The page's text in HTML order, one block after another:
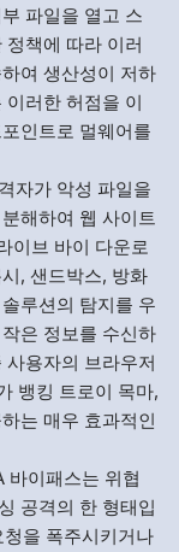
파일을 열고 스
책에 따라 이러
여 생산성이 저하
러한 허점을 이
인트로 멀웨어를
자가 악성 파일을
해하여 웹 사이트
이브 바이 다운로
, 샌드박스, 방화
루션의 탐지를 우
은 정보를 수신하
용자의 브라우저
뱅킹 트로이 목마,
는 매우 효과적인
이패스는 위협
공격의 한 형태입
을 폭주시키거나